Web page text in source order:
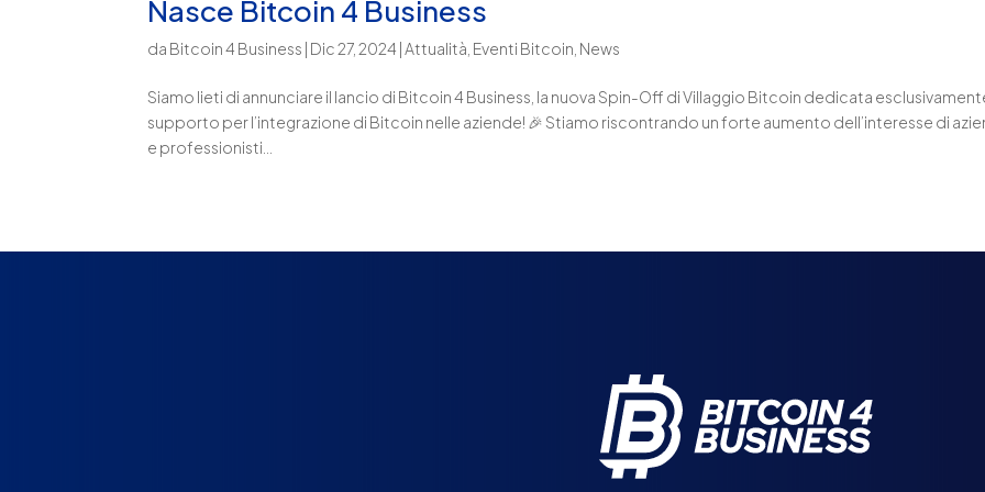
Nasce Bitcoin 4 Business
da Bitcoin 4 Business | Dic 27, 2024 | Attualità Eventi Bitcoin News
Siamo lieti di annunciare il lancio di Bitcoin 4 Business, la nuova Spin-Off di Villaggio Bitcoin dedicata
supporto per l’integrazione di Bitcoin nelle aziende! 🎉 Stiamo riscontrando un forte aumento dell’interesse di
e professionisti...